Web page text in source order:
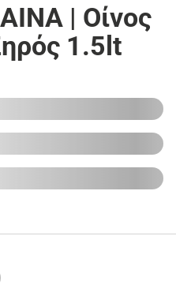
| Οίνος
1.5lt